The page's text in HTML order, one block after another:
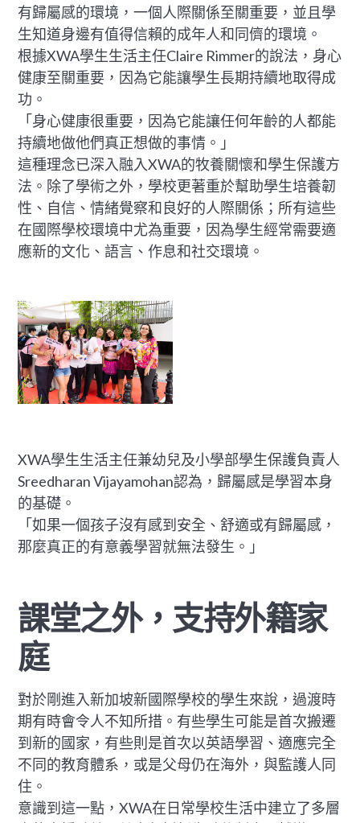
有歸屬感的環境，一個人際關係至關重要，並且學
生知道身邊有值得信賴的成年人和同儕的環境。
根據XWA學生生活主任Claire Rimmer的說法，身心
健康至關重要，因為它能讓學生長期持續地取得成
功。
「身心健康很重要，因為它能讓任何年齡的人都能
持續地做他們真正想做的事情。」
這種理念已深入融入XWA的牧養關懷和學生保護方
法。除了學術之外，學校更著重於幫助學生培養韌
性、自信、情緒覺察和良好的人際關係；所有這些
在國際學校環境中尤為重要，因為學生經常需要適
應新的文化、語言、作息和社交環境。
XWA學生生活主任兼幼兒及小學部學生保護負責人
Sreedharan Vijayamohan認為，歸屬感是學習本身
的基礎。
「如果一個孩子沒有感到安全、舒適或有歸屬感，
那麼真正的有意義學習就無法發生。」
課堂之外，支持外籍家
庭
對於剛進入新加坡新國際學校的學生來說，過渡時
期有時會令人不知所措。有些學生可能是首次搬遷
到新的國家，有些則是首次以英語學習、適應完全
不同的教育體系，或是父母仍在海外，與監護人同
住。
意識到這一點，XWA在日常學校生活中建立了多層